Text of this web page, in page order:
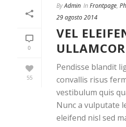
0
55
ByAdmin In Frontpage,
29 agosto 2014
VEL
Pendisse blandit
convallis risus
vestibulum quis
Nunc a vulputate
eleifend nisl sed